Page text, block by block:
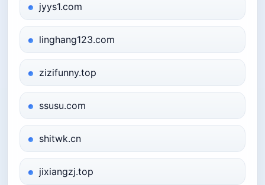
jyys1.com
linghang123.com
zizifunny.top
ssusu.com
shitwk.cn
jixiangzj.top